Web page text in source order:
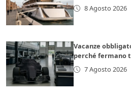
8 Agosto 2026
Vacanze
perché fermano
7 Agosto 2026